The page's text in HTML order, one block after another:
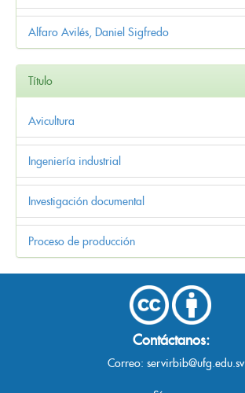
Alfaro Avilés, Daniel Sigfredo
Título
Avicultura
Ingeniería industrial
Investigación documental
Proceso de producción
Contáctanos:
Correo: servirbib@ufg.edu.sv